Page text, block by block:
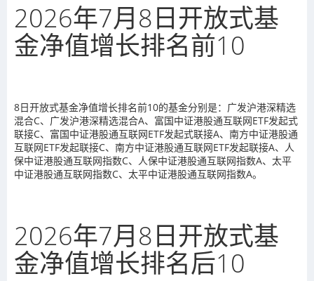
2026年7月8日开放式基
金净值增长排名前10
8日开放式基金净值增长排名前10的基金分别是：广发沪港深精选
混合C、广发沪港深精选混合A、富国中证港股通互联网ETF发起式
联接C、富国中证港股通互联网ETF发起式联接A、南方中证港股通
互联网ETF发起联接C、南方中证港股通互联网ETF发起联接A、人
保中证港股通互联网指数C、人保中证港股通互联网指数A、太平
中证港股通互联网指数C、太平中证港股通互联网指数A。
2026年7月8日开放式基
金净值增长排名后10